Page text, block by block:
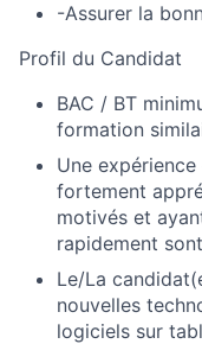
-Assurer la
Profil du Candidat
BAC / BT
formation
Une
fortement
motivés et
rapidement
Le/La
nouvelles
logiciels sur